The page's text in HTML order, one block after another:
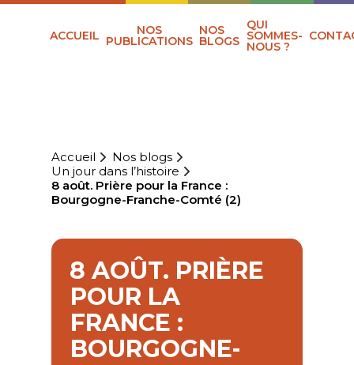
ACCUEIL NOS
PUBLICATIONS
NOS
BLOGS
QUI
SOMMES-
NOUS ?
Accueil
Nos blogs
Un jour dans l’histoire
8 août. Prière pour la France :
Bourgogne-Franche-Comté (2)
8 AOÛT. PRIÈRE
POUR LA
FRANCE :
BOURGOGNE-